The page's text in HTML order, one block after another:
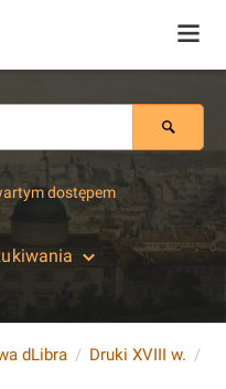
dostępem
dLibra Druki XVIII w.